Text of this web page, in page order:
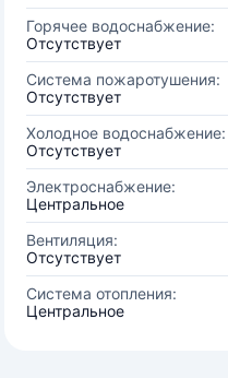
Горячее водоснабжение:
Отсутствует
Система пожаротушения:
Отсутствует
Холодное водоснабжение:
Отсутствует
Электроснабжение:
Центральное
Вентиляция:
Отсутствует
Система отопления:
Центральное